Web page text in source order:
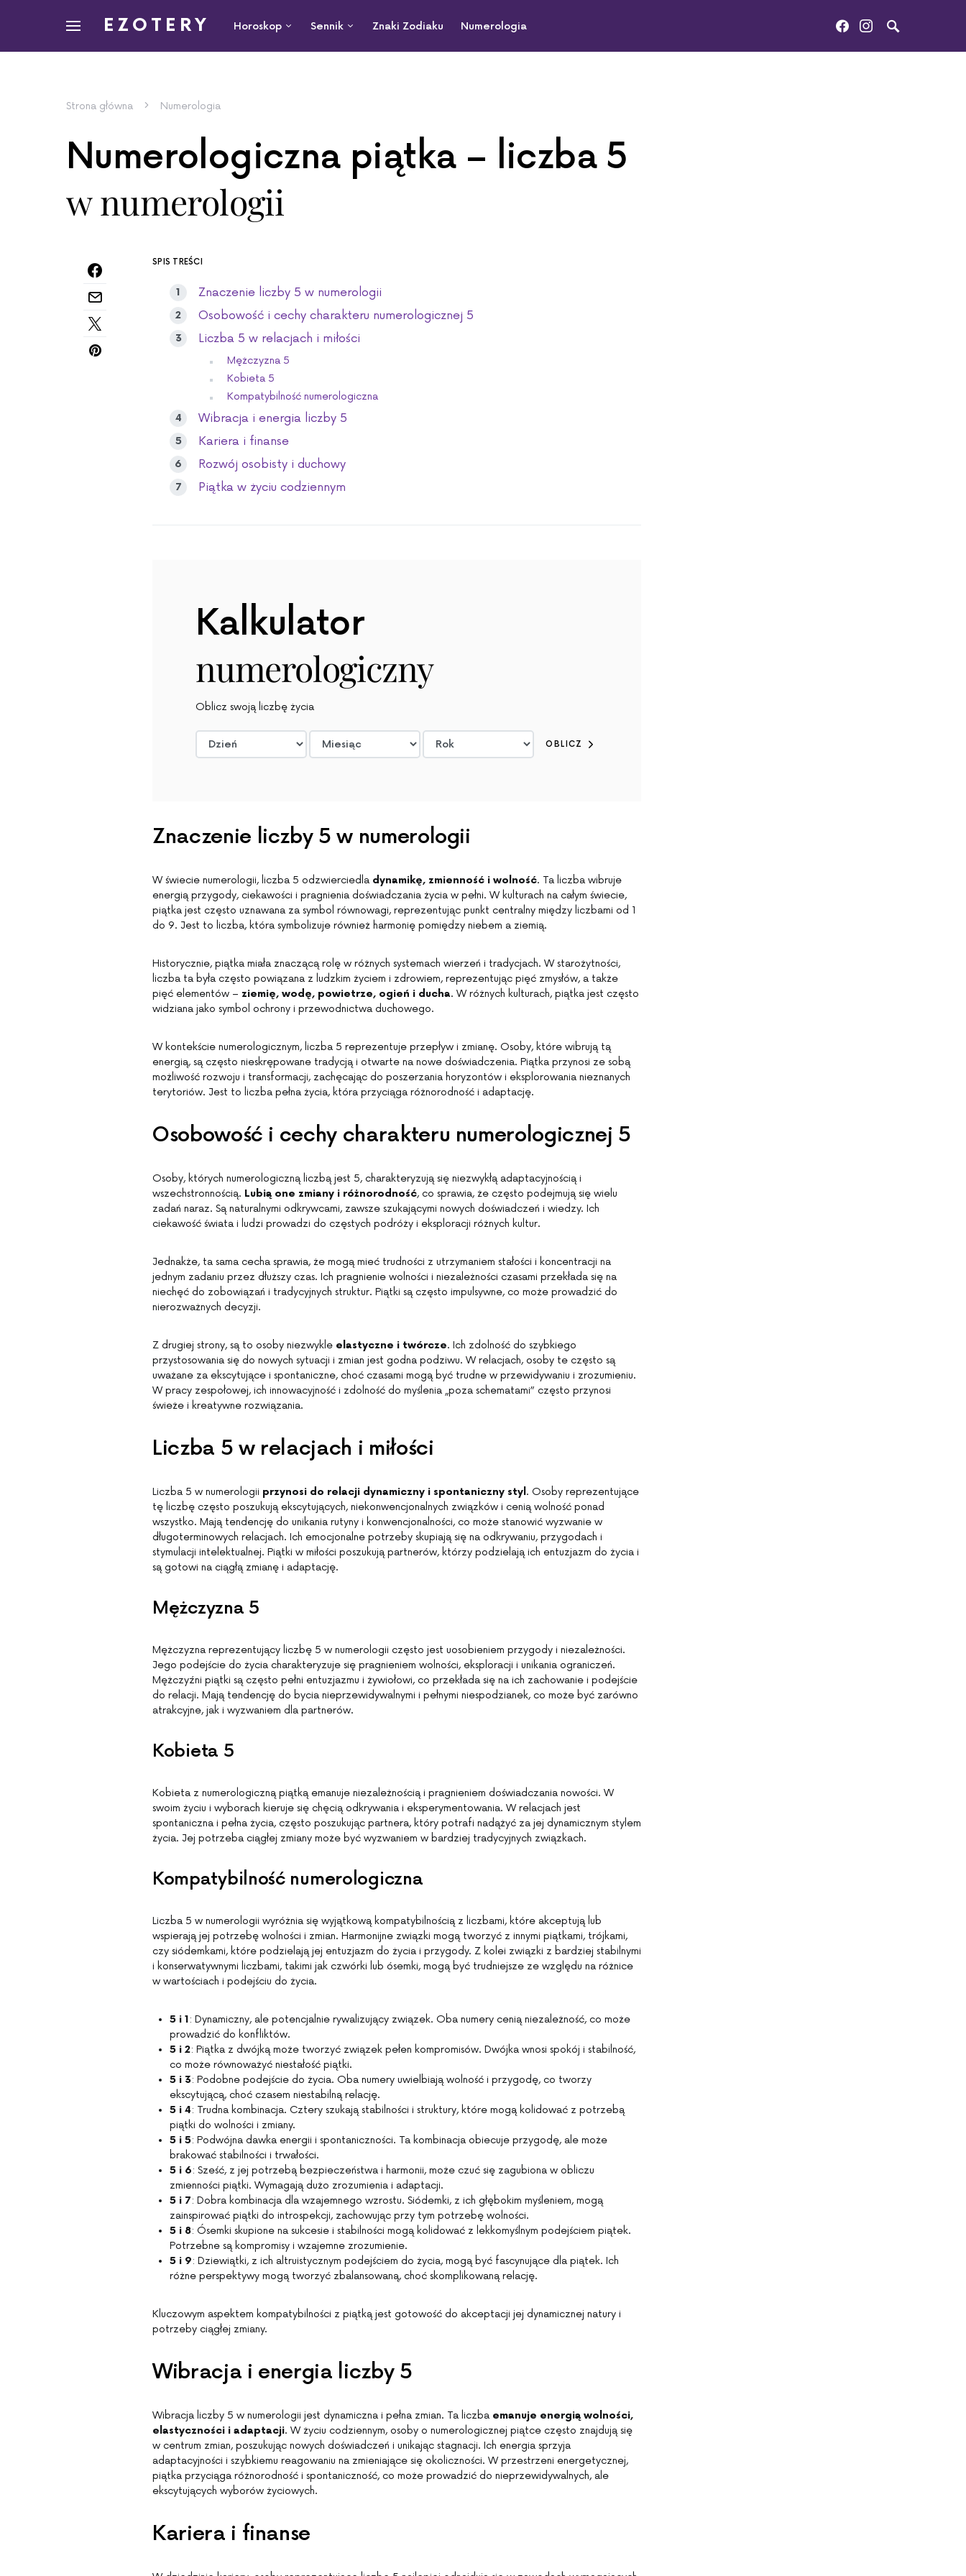
EZOTERY Horoskop Sennik Znaki Zodiaku Numerologia
Strona główna Numerologia
Numerologiczna piątka – liczba 5
w numerologii
SPIS TREŚCI
Znaczenie liczby 5 w numerologii
Osobowość i cechy charakteru numerologicznej 5
Liczba 5 w relacjach i miłości
Mężczyzna 5
Kobieta 5
Kompatybilność numerologiczna
Wibracja i energia liczby 5
Kariera i finanse
Rozwój osobisty i duchowy
Piątka w życiu codziennym
Kalkulator
numerologiczny
Oblicz swoją liczbę życia
OBLICZ
Znaczenie liczby 5 w numerologii
W świecie numerologii, liczba 5 odzwierciedla dynamikę, zmienność i wolność. Ta liczba wibruje
energią przygody, ciekawości i pragnienia doświadczania życia w pełni. W kulturach na całym świecie,
piątka jest często uznawana za symbol równowagi, reprezentując punkt centralny między liczbami od 1
do 9. Jest to liczba, która symbolizuje również harmonię pomiędzy niebem a ziemią.
Historycznie, piątka miała znaczącą rolę w różnych systemach wierzeń i tradycjach. W starożytności,
liczba ta była często powiązana z ludzkim życiem i zdrowiem, reprezentując pięć zmysłów, a także
pięć elementów – ziemię, wodę, powietrze, ogień i ducha. W różnych kulturach, piątka jest często
widziana jako symbol ochrony i przewodnictwa duchowego.
W kontekście numerologicznym, liczba 5 reprezentuje przepływ i zmianę. Osoby, które wibrują tą
energią, są często nieskrępowane tradycją i otwarte na nowe doświadczenia. Piątka przynosi ze sobą
możliwość rozwoju i transformacji, zachęcając do poszerzania horyzontów i eksplorowania nieznanych
terytoriów. Jest to liczba pełna życia, która przyciąga różnorodność i adaptację.
Osobowość i cechy charakteru numerologicznej 5
Osoby, których numerologiczną liczbą jest 5, charakteryzują się niezwykłą adaptacyjnością i
wszechstronnością. Lubią one zmiany i różnorodność, co sprawia, że często podejmują się wielu
zadań naraz. Są naturalnymi odkrywcami, zawsze szukającymi nowych doświadczeń i wiedzy. Ich
ciekawość świata i ludzi prowadzi do częstych podróży i eksploracji różnych kultur.
Jednakże, ta sama cecha sprawia, że mogą mieć trudności z utrzymaniem stałości i koncentracji na
jednym zadaniu przez dłuższy czas. Ich pragnienie wolności i niezależności czasami przekłada się na
niechęć do zobowiązań i tradycyjnych struktur. Piątki są często impulsywne, co może prowadzić do
nierozważnych decyzji.
Z drugiej strony, są to osoby niezwykle elastyczne i twórcze. Ich zdolność do szybkiego
przystosowania się do nowych sytuacji i zmian jest godna podziwu. W relacjach, osoby te często są
uważane za ekscytujące i spontaniczne, choć czasami mogą być trudne w przewidywaniu i zrozumieniu.
W pracy zespołowej, ich innowacyjność i zdolność do myślenia „poza schematami” często przynosi
świeże i kreatywne rozwiązania.
Liczba 5 w relacjach i miłości
Liczba 5 w numerologii przynosi do relacji dynamiczny i spontaniczny styl . Osoby reprezentujące
tę liczbę często poszukują ekscytujących, niekonwencjonalnych związków i cenią wolność ponad
wszystko. Mają tendencję do unikania rutyny i konwencjonalności, co może stanowić wyzwanie w
długoterminowych relacjach. Ich emocjonalne potrzeby skupiają się na odkrywaniu, przygodach i
stymulacji intelektualnej. Piątki w miłości poszukują partnerów, którzy podzielają ich entuzjazm do życia i
są gotowi na ciągłą zmianę i adaptację.
Mężczyzna 5
Mężczyzna reprezentujący liczbę 5 w numerologii często jest uosobieniem przygody i niezależności.
Jego podejście do życia charakteryzuje się pragnieniem wolności, eksploracji i unikania ograniczeń.
Mężczyźni piątki są często pełni entuzjazmu i żywiołowi, co przekłada się na ich zachowanie i podejście
do relacji. Mają tendencję do bycia nieprzewidywalnymi i pełnymi niespodzianek, co może być zarówno
atrakcyjne, jak i wyzwaniem dla partnerów.
Kobieta 5
Kobieta z numerologiczną piątką emanuje niezależnością i pragnieniem doświadczania nowości. W
swoim życiu i wyborach kieruje się chęcią odkrywania i eksperymentowania. W relacjach jest
spontaniczna i pełna życia, często poszukując partnera, który potrafi nadążyć za jej dynamicznym stylem
życia. Jej potrzeba ciągłej zmiany może być wyzwaniem w bardziej tradycyjnych związkach.
Kompatybilność numerologiczna
Liczba 5 w numerologii wyróżnia się wyjątkową kompatybilnością z liczbami, które akceptują lub
wspierają jej potrzebę wolności i zmian. Harmonijne związki mogą tworzyć z innymi piątkami, trójkami,
czy siódemkami, które podzielają jej entuzjazm do życia i przygody. Z kolei związki z bardziej stabilnymi
i konserwatywnymi liczbami, takimi jak czwórki lub ósemki, mogą być trudniejsze ze względu na różnice
w wartościach i podejściu do życia.
5 i 1: Dynamiczny, ale potencjalnie rywalizujący związek. Oba numery cenią niezależność, co może
prowadzić do konfliktów.
5 i 2: Piątka z dwójką może tworzyć związek pełen kompromisów. Dwójka wnosi spokój i stabilność,
co może równoważyć niestałość piątki.
5 i 3: Podobne podejście do życia. Oba numery uwielbiają wolność i przygodę, co tworzy
ekscytującą, choć czasem niestabilną relację.
5 i 4: Trudna kombinacja. Cztery szukają stabilności i struktury, które mogą kolidować z potrzebą
piątki do wolności i zmiany.
5 i 5: Podwójna dawka energii i spontaniczności. Ta kombinacja obiecuje przygodę, ale może
brakować stabilności i trwałości.
5 i 6: Sześć, z jej potrzebą bezpieczeństwa i harmonii, może czuć się zagubiona w obliczu
zmienności piątki. Wymagają dużo zrozumienia i adaptacji.
5 i 7: Dobra kombinacja dla wzajemnego wzrostu. Siódemki, z ich głębokim myśleniem, mogą
zainspirować piątki do introspekcji, zachowując przy tym potrzebę wolności.
5 i 8: Ósemki skupione na sukcesie i stabilności mogą kolidować z lekkomyślnym podejściem piątek.
Potrzebne są kompromisy i wzajemne zrozumienie.
5 i 9: Dziewiątki, z ich altruistycznym podejściem do życia, mogą być fascynujące dla piątek. Ich
różne perspektywy mogą tworzyć zbalansowaną, choć skomplikowaną relację.
Kluczowym aspektem kompatybilności z piątką jest gotowość do akceptacji jej dynamicznej natury i
potrzeby ciągłej zmiany.
Wibracja i energia liczby 5
Wibracja liczby 5 w numerologii jest dynamiczna i pełna zmian. Ta liczba emanuje energią wolności,
elastyczności i adaptacji. W życiu codziennym, osoby o numerologicznej piątce często znajdują się
w centrum zmian, poszukując nowych doświadczeń i unikając stagnacji. Ich energia sprzyja
adaptacyjności i szybkiemu reagowaniu na zmieniające się okoliczności. W przestrzeni energetycznej,
piątka przyciąga różnorodność i spontaniczność, co może prowadzić do nieprzewidywalnych, ale
ekscytujących wyborów życiowych.
Kariera i finanse